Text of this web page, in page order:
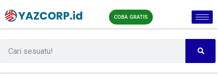
COBA GRATIS